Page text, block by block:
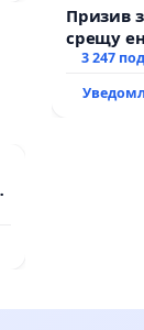
Призив
срещу
Христо
3 247